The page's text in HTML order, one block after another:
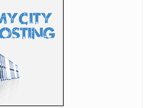
se proširio svetom: Prati i rutere
od čoveka koji je dao ime
da opada: Komšije u problemu